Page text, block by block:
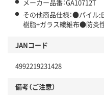
メーカー品番：GA10712T
その他商品仕様：●パイル
樹脂+ガラス繊維布●防炎
JANコード
4992219231428
備考（ご注意）